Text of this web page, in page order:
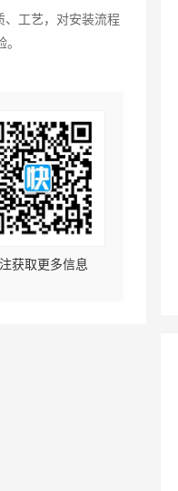
、工艺，对安装流程
获取更多信息